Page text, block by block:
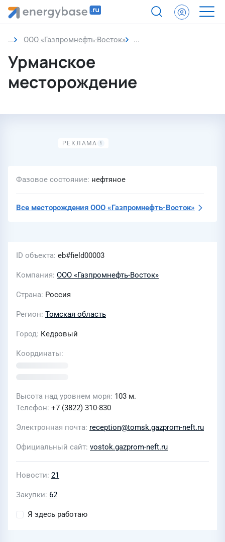
ООО «Газпромнефть-Восток» Урманское
Урманское
месторождение
Фазовое состояние нефтяное
Все месторождения ООО «Газпромнефть-Восток»
ID объекта eb#field00003
Компания ООО «Газпромнефть-Восток»
Страна Россия
Регион Томская область
Город Кедровый
Координаты
Высота над уровнем моря 103 м.
Телефон +7 (3822) 310-830
Электронная почта reception@tomsk.gazprom-neft.ru
Официальный сайт vostok.gazprom-neft.ru
Новости 21
Закупки 62
Я здесь работаю